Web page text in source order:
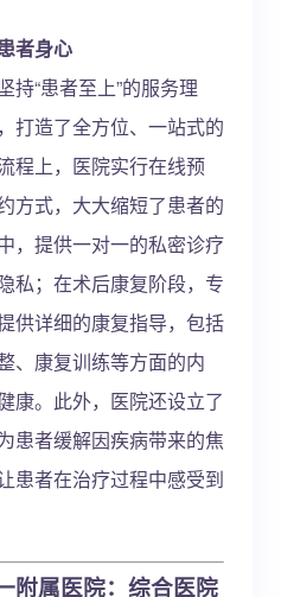
者身心
持“患者至上”的服务理
打造了全方位、一站式的
程上，医院实行在线预
方式，大大缩短了患者的
，提供一对一的私密诊疗
私；在术后康复阶段，专
供详细的康复指导，包括
、康复训练等方面的内
康。此外，医院还设立了
患者缓解因疾病带来的焦
患者在治疗过程中感受到
附属医院：综合医院